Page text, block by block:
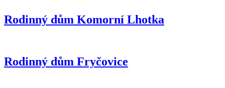
Rodinný dům Komorní Lhotka
Rodinný dům Fryčovice